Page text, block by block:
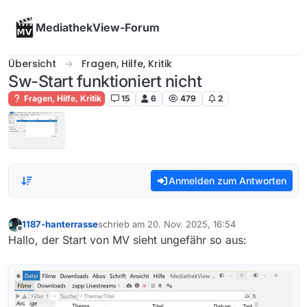
MediathekView-Forum
Übersicht Fragen, Hilfe, Kritik
Sw-Start funktioniert nicht
Fragen, Hilfe, Kritik 15 6 479 2
Anmelden zum Antworten
Offline
1187-hanterrasseschrieb am 20. Nov. 2025, 16:54
zuletzt editiert von
Hallo, der Start von MV sieht ungefähr so aus: